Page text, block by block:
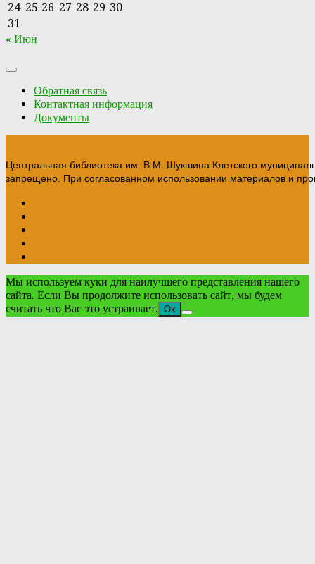
24 25 26 27 28 29 30
31
« Июн
Обратная связь
Контактная информация
Документы
Центральная библиотека им. В.М. Шукшина Клетского
запрещено. При согласованном использовании материалов и
Мы используем куки для наилучшего представления нашего
сайта. Если Вы продолжите использовать сайт, мы будем
считать что Вас это устраивает. Ok